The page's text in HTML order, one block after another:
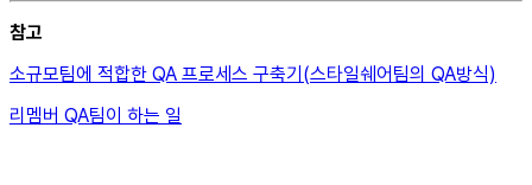
참고
소규모팀에 적합한 QA 프로세스 구축기(스타일쉐어팀의 QA방식)
리멤버 QA팀이 하는 일